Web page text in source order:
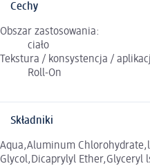
Cechy
Obszar zastosowania:
ciało
Tekstura / konsystencja /
Roll-On
Składniki
Aqua,Aluminum
Glycol,Dicaprylyl Ether,Glyceryl